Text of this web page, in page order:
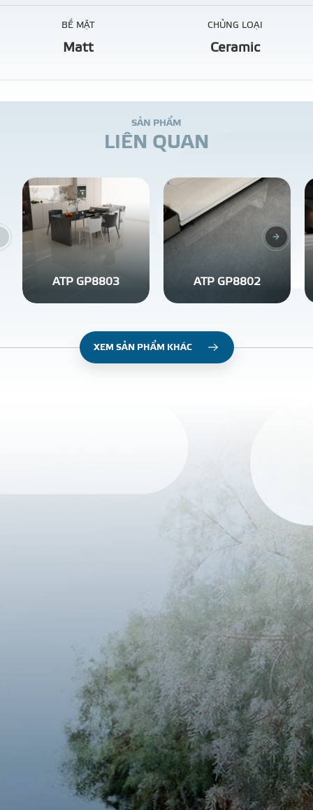
BỀ MẶT
Matt
CHỦNG LOẠI
Ceramic
SẢN PHẨM
LIÊN QUAN
ATP GP8803 ATP GP8802
XEM SẢN PHẨM KHÁC